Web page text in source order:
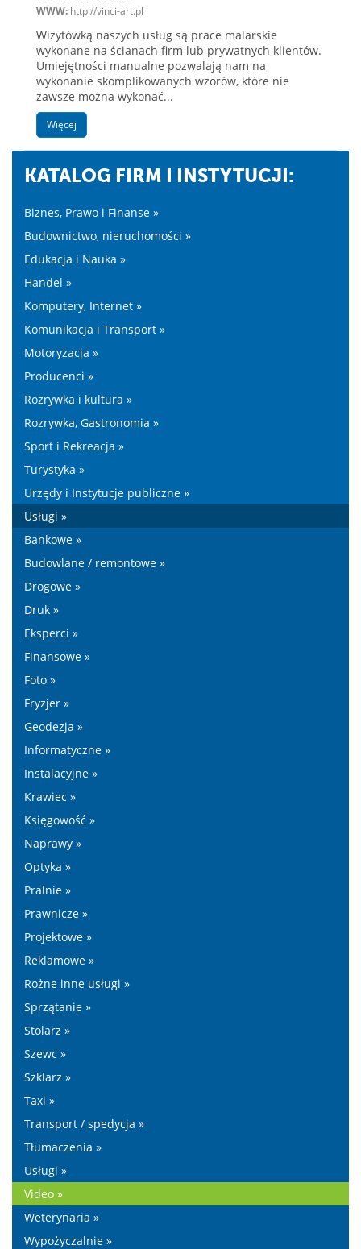
WWW: http://vinci-art.pl
Wizytówką naszych usług są prace malarskie
wykonane na ścianach firm lub prywatnych klientów.
Umiejętności manualne pozwalają nam na
wykonanie skomplikowanych wzorów, które nie
zawsze można wykonać...
Więcej
KATALOG FIRM I INSTYTUCJI:
Biznes, Prawo i Finanse »
Budownictwo, nieruchomości »
Edukacja i Nauka »
Handel »
Komputery, Internet »
Komunikacja i Transport »
Motoryzacja »
Producenci »
Rozrywka i kultura »
Rozrywka, Gastronomia »
Sport i Rekreacja »
Turystyka »
Urzędy i Instytucje publiczne »
Usługi »
Bankowe »
Budowlane / remontowe »
Drogowe »
Druk »
Eksperci »
Finansowe »
Foto »
Fryzjer »
Geodezja »
Informatyczne »
Instalacyjne »
Krawiec »
Księgowość »
Naprawy »
Optyka »
Pralnie »
Prawnicze »
Projektowe »
Reklamowe »
Rożne inne usługi »
Sprzątanie »
Stolarz »
Szewc »
Szklarz »
Taxi »
Transport / spedycja »
Tłumaczenia »
Usługi »
Video »
Weterynaria »
Wypożyczalnie »